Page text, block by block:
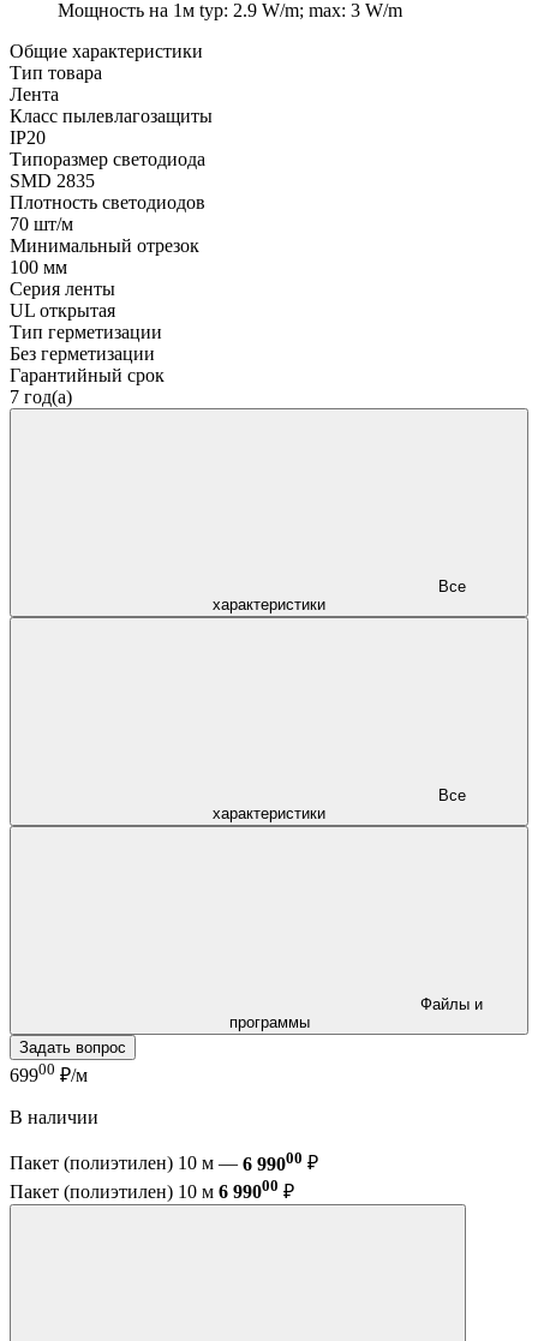
Мощность на 1м typ: 2.9 W/m; max: 3 W/m
Общие характеристики
Тип товара
Лента
Класс пылевлагозащиты
IP20
Типоразмер светодиода
SMD 2835
Плотность светодиодов
70 шт/м
Минимальный отрезок
100 мм
Серия ленты
UL открытая
Тип герметизации
Без герметизации
Гарантийный срок
7 год(а)
характеристики
характеристики
программы
Задать вопрос
69900 ₽/м
В наличии
Пакет (полиэтилен) 10 м — 6 99000 ₽
Пакет (полиэтилен) 10 м 6 99000 ₽